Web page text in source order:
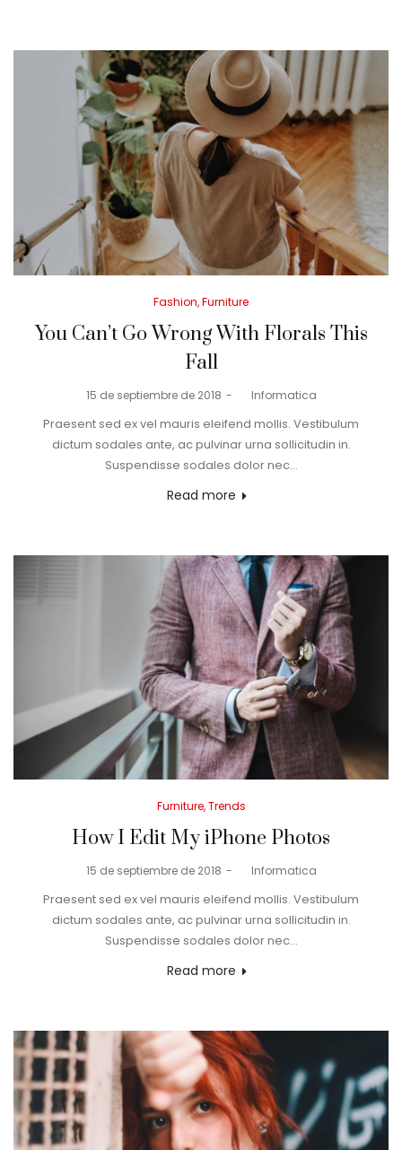
Posted
Fashion Furniture
You Can’t Go Wrong With Florals This
Fall
Posted
15 de septiembre de 2018 Informatica
Praesent sed ex vel mauris eleifend mollis. Vestibulum
dictum sodales ante, ac pulvinar urna sollicitudin in.
Suspendisse sodales dolor nec…
Read more
Posted
Furniture Trends
How I Edit My iPhone Photos
Posted
15 de septiembre de 2018 Informatica
Praesent sed ex vel mauris eleifend mollis. Vestibulum
dictum sodales ante, ac pulvinar urna sollicitudin in.
Suspendisse sodales dolor nec…
Read more